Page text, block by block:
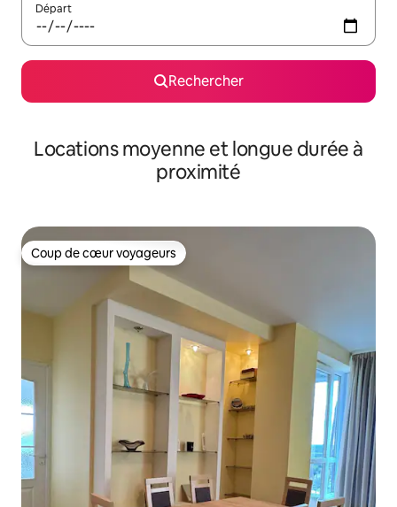
Départ
Rechercher
Locations moyenne et longue durée à
proximité
Coup de cœur voyageurs
Coup de cœur voyageurs